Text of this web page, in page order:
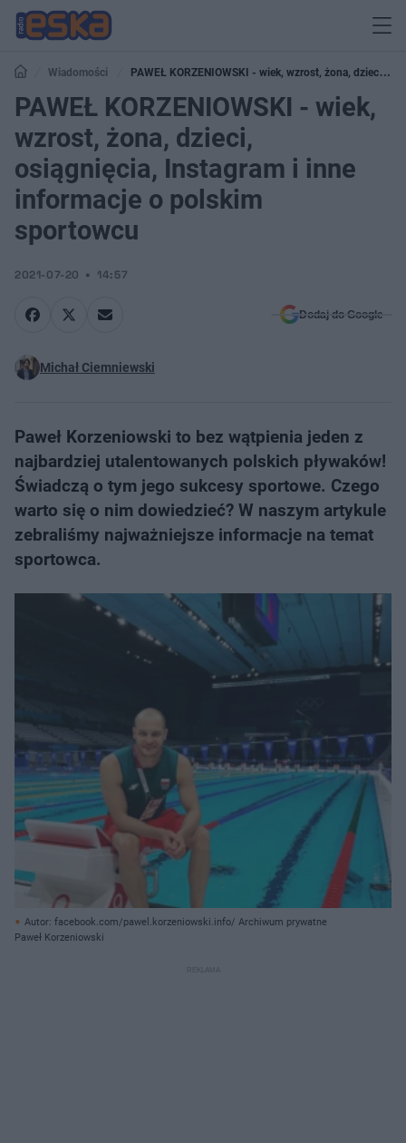
Wiadomości
PAWEŁ KORZENIOWSKI - wiek, wzrost, żona, dzieci,
osiągnięcia, Instagram i inne informacje o polskim sportowcu
PAWEŁ KORZENIOWSKI - wiek,
wzrost, żona, dzieci,
osiągnięcia, Instagram i inne
informacje o polskim
sportowcu
2021-07-20 14:57
Dodaj do Google
Michał Ciemniewski
Paweł Korzeniowski to bez wątpienia jeden z
najbardziej utalentowanych polskich pływaków!
Świadczą o tym jego sukcesy sportowe. Czego
warto się o nim dowiedzieć? W naszym artykule
zebraliśmy najważniejsze informacje na temat
sportowca.
Autor: facebook.com/pawel.korzeniowski.info/ Archiwum prywatne
Paweł Korzeniowski